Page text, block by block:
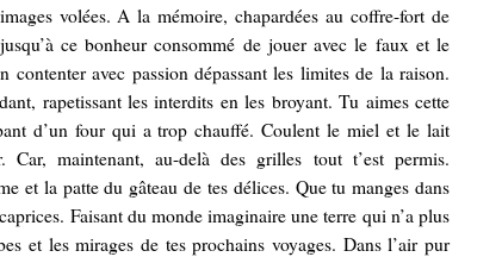
volées. A la mémoire, chapardées au coffre-fort de
ce bonheur consommé de jouer avec le faux et le
contenter avec passion dépassant les limites de la raison.
rapetissant les interdits en les broyant. Tu aimes cette
d’un four qui a trop chauffé. Coulent le miel et le lait
maintenant, au-delà des grilles tout t’est permis.
et la patte du gâteau de tes délices. Que tu manges dans
Faisant du monde imaginaire une terre qui n’a plus
et les mirages de tes prochains voyages. Dans l’air pur